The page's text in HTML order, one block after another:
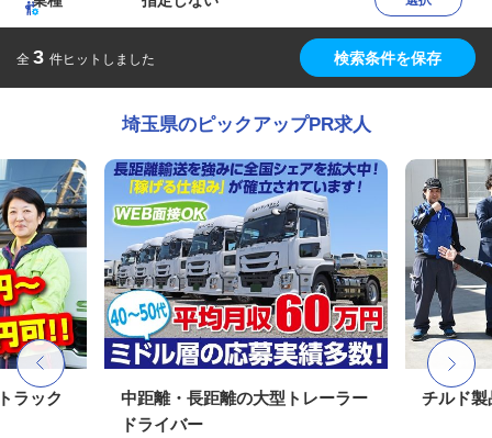
全 3 件ヒットしました 検索条件を保存
埼玉県のピックアップPR求人
ラック
中距離・長距離の大型トレーラー
ドライバー
チルド製